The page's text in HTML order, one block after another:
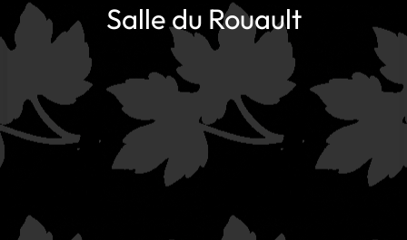
Salle du Rouault